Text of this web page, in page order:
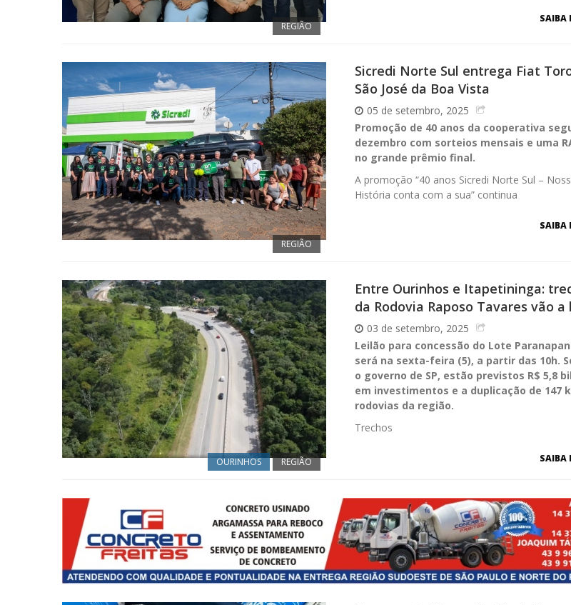
REGIÃO
SAIBA
REGIÃO
Sicredi Norte Sul entrega Fiat
São José da Boa Vista
05 de setembro, 2025
Promoção de 40 anos da cooperativa
dezembro com sorteios mensais e uma
no grande prêmio final.
A promoção “40 anos Sicredi Norte Sul –
História conta com a sua” continua
SAIBA
OURINHOS REGIÃO
Entre Ourinhos e Itapetininga:
da Rodovia Raposo Tavares vão a
03 de setembro, 2025
Leilão para concessão do Lote
será na sexta-feira (5), a partir das 10h.
o governo de SP, estão previstos R$ 5,8
em investimentos e a duplicação de 147
rodovias da região.
Trechos
SAIBA